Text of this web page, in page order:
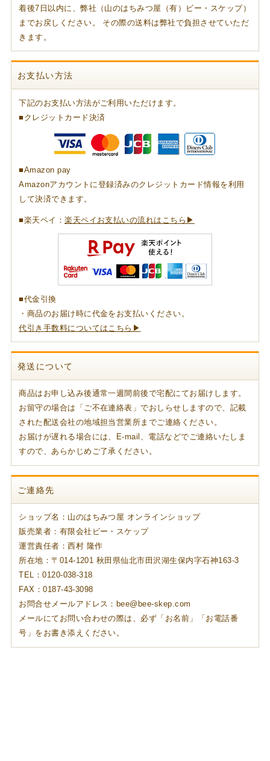
着後7日以内に、弊社（山のはちみつ屋（有）ビー・スケップ）
までお戻しください。 その際の送料は弊社で負担させていただ
きます。
お支払い方法
下記のお支払い方法がご利用いただけます。
■クレジットカード決済
■Amazon pay
Amazonアカウントに登録済みのクレジットカード情報を利用
して決済できます。
■楽天ペイ：楽天ペイお支払いの流れはこちら▶
■代金引換
・商品のお届け時に代金をお支払いください。
代引き手数料についてはこちら▶
発送について
商品はお申し込み後通常一週間前後で宅配にてお届けします。
お留守の場合は「ご不在連絡表」でおしらせしますので、記載
された配送会社の地域担当営業所までご連絡ください。
お届けが遅れる場合には、E-mail、電話などでご連絡いたしま
すので、あらかじめご了承ください。
ご連絡先
ショップ名：山のはちみつ屋 オンラインショップ
販売業者：有限会社ビー・スケップ
運営責任者：西村 隆作
所在地：〒014-1201 秋田県仙北市田沢湖生保内字石神163-3
TEL：0120-038-318
FAX：0187-43-3098
お問合せメールアドレス：bee@bee-skep.com
メールにてお問い合わせの際は、必ず「お名前」「お電話番
号」をお書き添えください。